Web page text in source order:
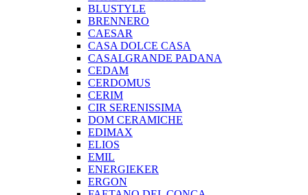
BLUSTYLE
BRENNERO
CAESAR
CASA DOLCE CASA
CASALGRANDE PADANA
CEDAM
CERDOMUS
CERIM
CIR SERENISSIMA
DOM CERAMICHE
EDIMAX
ELIOS
EMIL
ENERGIEKER
ERGON